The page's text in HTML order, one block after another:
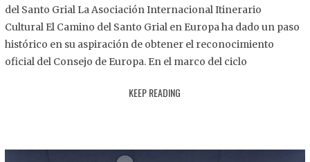
2
2
del Santo Grial La Asociación Internacional Itinerario
Cultural El Camino del Santo Grial en Europa ha dado un paso
histórico en su aspiración de obtener el reconocimiento
oficial del Consejo de Europa. En el marco del ciclo
KEEP READING